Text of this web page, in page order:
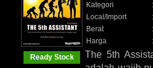
Ready Stock
Kategori
:
Local/Import
:
Berat
:
Harga
:
The 5th